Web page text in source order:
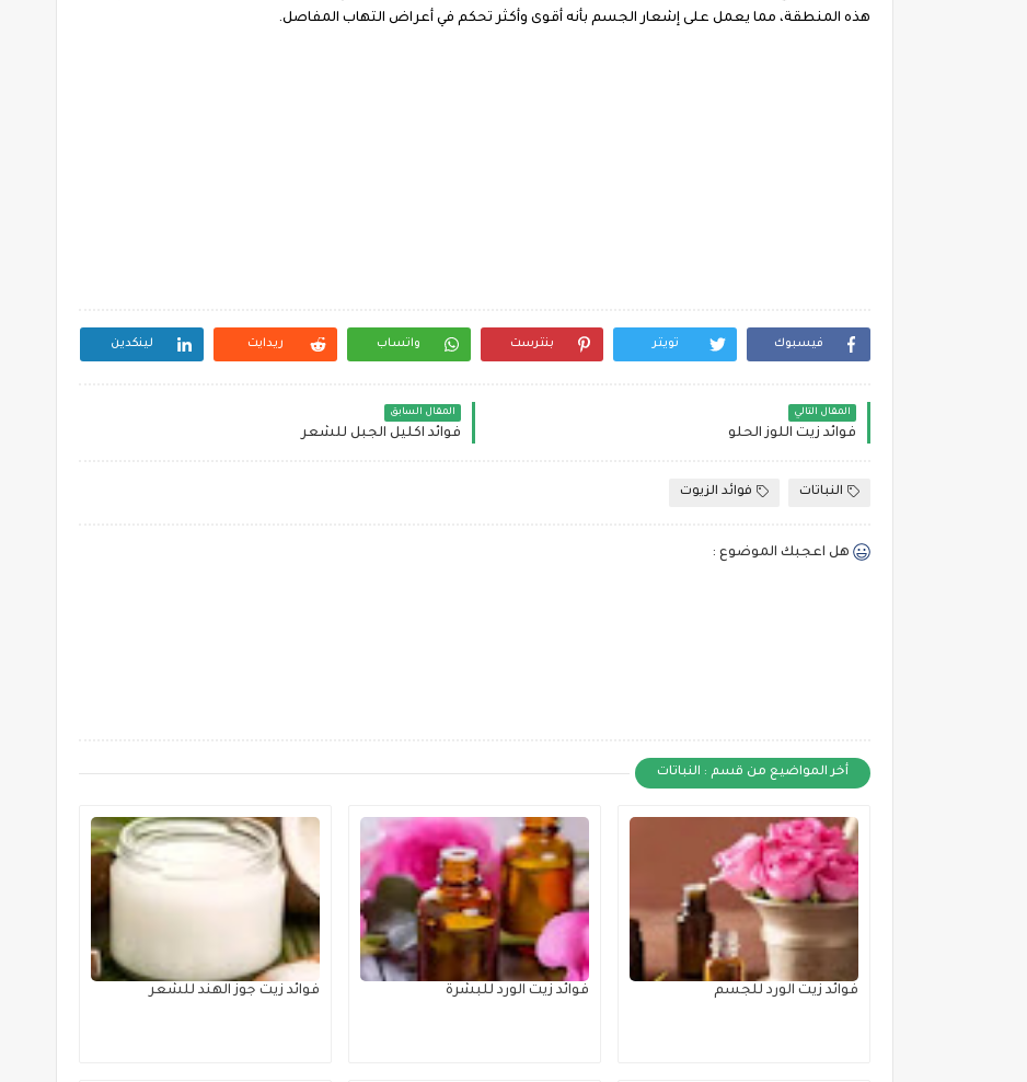
هذه المنطقة، مما يعمل على إشعار الجسم بأنه أقوى وأكثر تحكم في أعراض التهاب المفاصل.
فيسبوك تويتر بنترست واتساب ريدايت لينكدين
المقال التالي
فوائد زيت اللوز الحلو
المقال السابق
فوائد اكليل الجبل للشعر
النباتات فوائد الزيوت
هل اعجبك الموضوع :
أخر المواضيع من قسم : النباتات
فوائد زيت الورد للجسم فوائد زيت الورد للبشرة فوائد زيت جوز الهند للشعر